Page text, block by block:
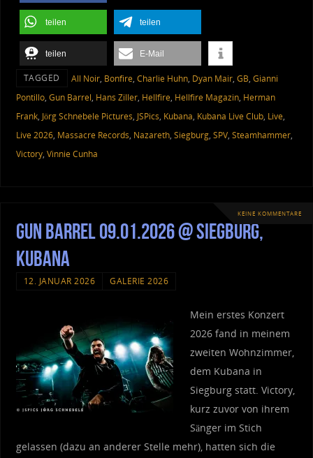
teilen teilen
teilen E-Mail
TAGGED All Noir, Bonfire, Charlie Huhn, Dyan Mair, GB, Gianni
Pontillo, Gun Barrel, Hans Ziller, Hellfire, Hellfire Magazin, Herman
Frank, Jörg Schnebele Pictures, JSPics, Kubana, Kubana Live Club, Live,
Live 2026, Massacre Records, Nazareth, Siegburg, SPV, Steamhammer,
Victory, Vinnie Cunha
KEINE KOMMENTARE
Gun Barrel 09.01.2026 @ Siegburg,
Kubana
12. JANUAR 2026 GALERIE 2026
Mein erstes Konzert
2026 fand in meinem
zweiten Wohnzimmer,
dem Kubana in
Siegburg statt. Victory,
kurz zuvor von ihrem
Sänger im Stich
gelassen (dazu an anderer Stelle mehr), hatten sich die